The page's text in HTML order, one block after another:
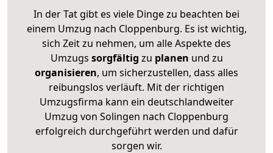
In der Tat gibt es viele Dinge zu beachten bei
einem Umzug nach Cloppenburg. Es ist wichtig,
sich Zeit zu nehmen, um alle Aspekte des
Umzugs sorgfältig zu planen und zu
organisieren, um sicherzustellen, dass alles
reibungslos verläuft. Mit der richtigen
Umzugsfirma kann ein deutschlandweiter
Umzug von Solingen nach Cloppenburg
erfolgreich durchgeführt werden und dafür
sorgen wir.